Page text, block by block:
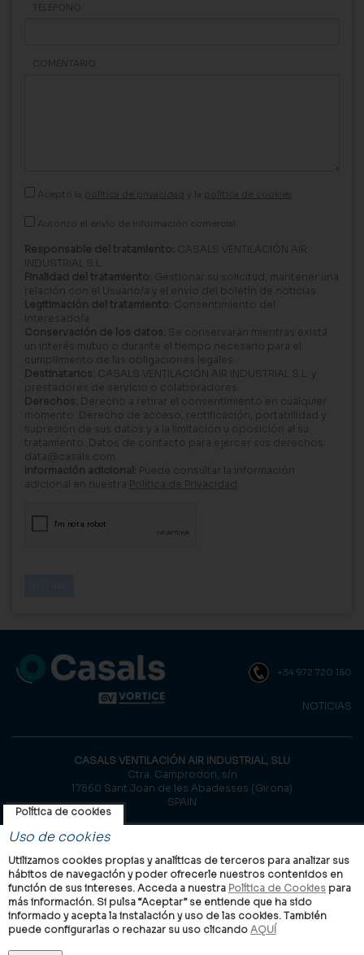
TELÉFONO
COMENTARIO
Acepto la política de privacidad y la política de cookies
Autorizo el envío de información comercial.
Responsable del tratamiento: CASALS VENTILACIÓN AIR
INDUSTRIAL S.L.
Finalidad del tratamiento: Gestionar su solicitud, mantener una
relación con el Usuario/a y el envío del boletín de noticias.
Legitimación del tratamiento: Consentimiento del
interesado/a.
Conservación de los datos: Se conservarán mientras exista
un interés mutuo o durante el tiempo necesario para el
cumplimiento de las obligaciones legales.
Destinatarios: CASALS VENTILACIÓN AIR INDUSTRIAL S.L. y
prestadores de servicio o colaboradores.
Derechos: Derecho a retirar el consentimiento en cualquier
momento. Derecho de acceso, rectificación, portabilidad y
supresión de sus datos y a la limitación u oposición al su
tratamiento. Datos de contacto para ejercer sus derechos:
data@casals.com
Información adicional: Puede consultar la información
adicional en nuestra Política de Privacidad
+34 972 720 150
NOTICIAS
CASALS VENTILACIÓN AIR INDUSTRIAL, SLU
Ctra. Camprodon, s/n
17860 Sant Joan de les Abadesses (Girona)
SPAIN
© Casals, 2026 | Aviso legal
Grupo VORTICE en el mundo
Internacional
Uso de cookies
Utilizamos cookies propias y analíticas de terceros para analizar sus
hábitos de navegación y poder ofrecerle nuestros contenidos en
función de sus intereses. Acceda a nuestra Política de Cookies para
más información. Si pulsa “Aceptar” se entiende que ha sido
informado y acepta la instalación y uso de las cookies. También
puede configurarlas o rechazar su uso clicando AQUÍ
Política de cookies